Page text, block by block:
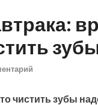
чистить зубы